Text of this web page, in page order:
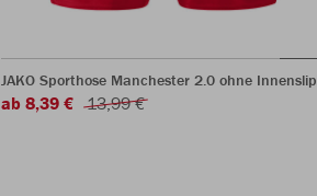
JAKO Sporthose Manchester 2.0 ohne Innenslip
ab 8,39 € 13,99 €